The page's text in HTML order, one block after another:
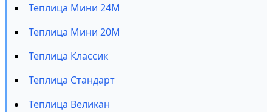
Теплица Мини 24М
Теплица Мини 20М
Теплица Классик
Теплица Стандарт
Теплица Великан